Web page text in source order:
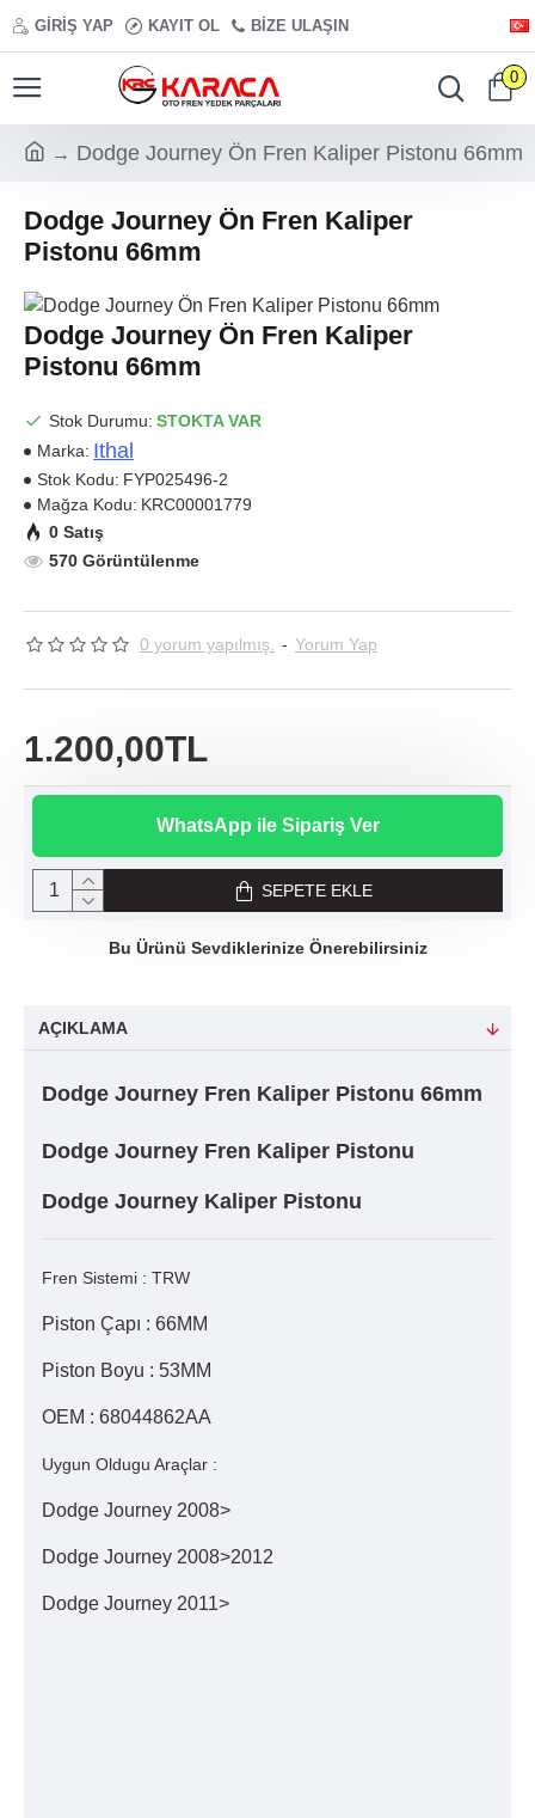
GIRIŞ YAP KAYIT OL BIZE ULAŞIN
0
Dodge Journey Ön Fren Kaliper Pistonu 66mm
Dodge Journey Ön Fren Kaliper
Pistonu 66mm
Dodge Journey Ön Fren Kaliper
Pistonu 66mm
Stok Durumu: STOKTA VAR
Marka: Ithal
Stok Kodu: FYP025496-2
Mağza Kodu: KRC00001779
0 Satış
570 Görüntülenme
0 yorum yapılmış. - Yorum Yap
1.200,00TL
WhatsApp ile Sipariş Ver
SEPETE EKLE
Bu Ürünü Sevdiklerinize Önerebilirsiniz
AÇIKLAMA
Dodge Journey Fren Kaliper Pistonu 66mm
Dodge Journey Fren Kaliper Pistonu
Dodge Journey Kaliper Pistonu
Fren Sistemi : TRW
Piston Çapı : 66MM
Piston Boyu : 53MM
OEM : 68044862AA
Uygun Oldugu Araçlar :
Dodge Journey 2008>
Dodge Journey 2008>2012
Dodge Journey 2011>